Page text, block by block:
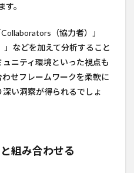
。
（協力者）」
」などを加えて分析すること
ニティ環境といった視点も
せフレームワークを柔軟に
い洞察が得られるでしょ
組み合わせる